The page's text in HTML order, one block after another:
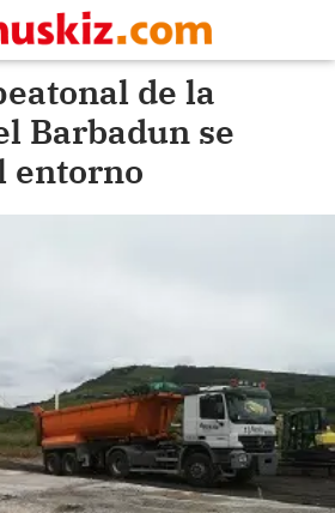
de la
Barbadun se
entorno